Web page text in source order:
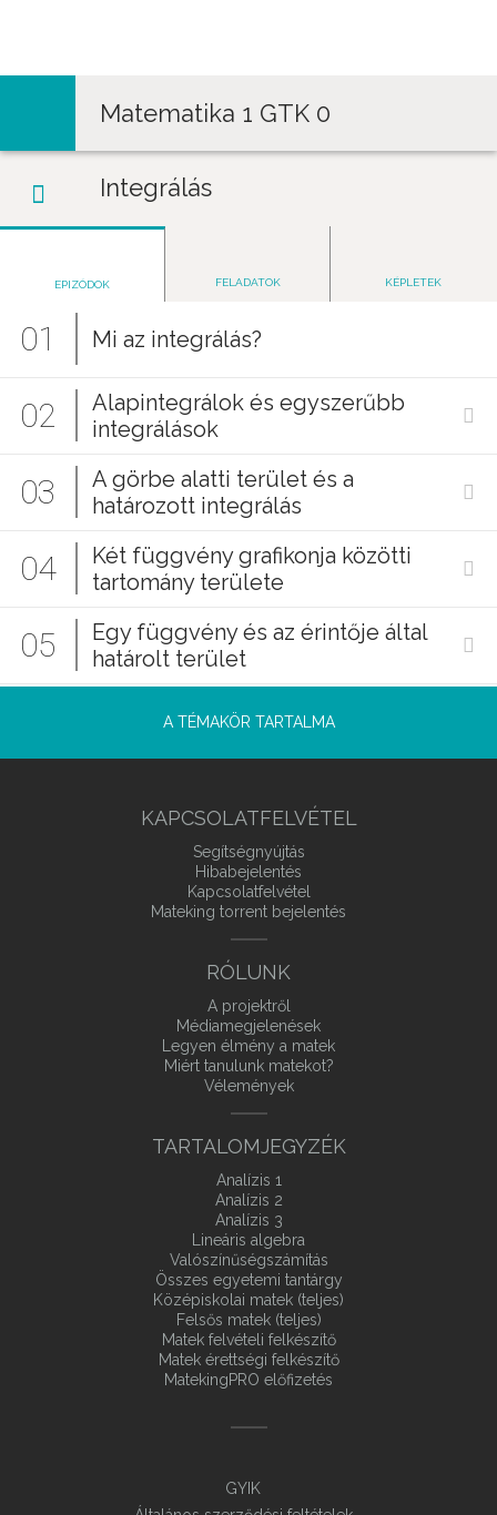
Matematika 1 GTK 0
Integrálás
EPIZÓDOK FELADATOK KÉPLETEK
01 Mi az integrálás?
02
Alapintegrálok és egyszerűbb
integrálások
03
A görbe alatti terület és a
határozott integrálás
04
Két függvény grafikonja közötti
tartomány területe
05
Egy függvény és az érintője által
határolt terület
A TÉMAKÖR TARTALMA
KAPCSOLATFELVÉTEL
Segítségnyújtás
Hibabejelentés
Kapcsolatfelvétel
Mateking torrent bejelentés
RÓLUNK
A projektről
Médiamegjelenések
Legyen élmény a matek
Miért tanulunk matekot?
Vélemények
TARTALOMJEGYZÉK
Analízis 1
Analízis 2
Analízis 3
Lineáris algebra
Valószínűségszámítás
Összes egyetemi tantárgy
Középiskolai matek (teljes)
Felsős matek (teljes)
Matek felvételi felkészítő
Matek érettségi felkészítő
MatekingPRO előfizetés
GYIK